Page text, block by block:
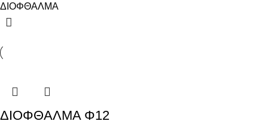
ΔΙΟΦΘΑΛΜΑ
ΔΙΟΦΘΑΛΜΑ Φ12